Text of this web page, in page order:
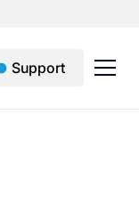
Support